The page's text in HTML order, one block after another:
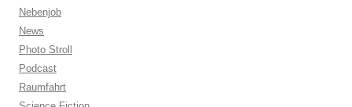
Nebenjob
News
Photo Stroll
Podcast
Raumfahrt